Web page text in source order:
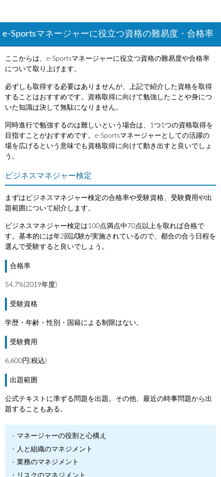
e-Sportsマネージャーに役立つ資格の難易度・合格率
ここからは、e-Sportsマネージャーに役立つ資格の難易度や合格率
について取り上げます。
必ずしも取得する必要はありませんが、上記で紹介した資格を取得
することはおすすめです。資格取得に向けて勉強したことや身につ
いた知識は決して無駄になりません。
同時進行で勉強するのは難しいという場合は、1つ1つの資格取得を
目指すことがおすすめです。e-Sportsマネージャーとしての活躍の
場を広げるという意味でも資格取得に向けて動き出すと良いでしょ
う。
ビジネスマネジャー検定
まずはビジネスマネジャー検定の合格率や受験資格、受験費用や出
題範囲について紹介します。
ビジネスマネジャー検定は100点満点中70点以上を取れば合格で
す。基本的には年2回試験が実施されているので、都合の合う日程を
選んで受験すると良いでしょう。
合格率
54.7%(2019年度)
受験資格
学歴・年齢・性別・国籍による制限はない。
受験費用
6,600円(税込)
出題範囲
公式テキストに準ずる問題を出題。その他、最近の時事問題から出
題することもある。
マネージャーの役割と心構え
人と組織のマネジメント
業務のマネジメント
リスクのマネジメント